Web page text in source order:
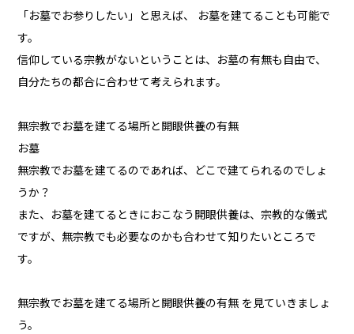
「お墓でお参りしたい」と思えば、 お墓を建てることも可能で
す。
信仰している宗教がないということは、お墓の有無も自由で、
自分たちの都合に合わせて考えられます。
無宗教でお墓を建てる場所と開眼供養の有無
お墓
無宗教でお墓を建てるのであれば、どこで建てられるのでしょ
うか？
また、お墓を建てるときにおこなう開眼供養は、宗教的な儀式
ですが、無宗教でも必要なのかも合わせて知りたいところで
す。
無宗教でお墓を建てる場所と開眼供養の有無 を見ていきましょ
う。